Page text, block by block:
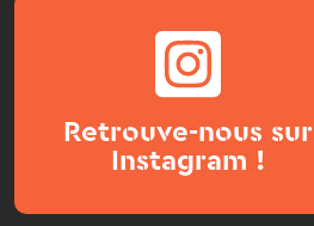
Retrouve-nous sur
Instagram !